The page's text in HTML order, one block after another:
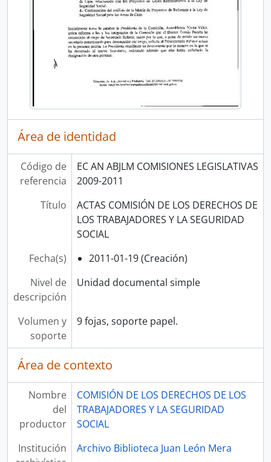
Área de identidad
Código de
referencia
EC AN ABJLM COMISIONES LEGISLATIVAS
2009-2011
Título
ACTAS COMISIÓN DE LOS DERECHOS DE
LOS TRABAJADORES Y LA SEGURIDAD
SOCIAL
Fecha(s)
2011-01-19 (Creación)
Nivel de
descripción
Unidad documental simple
Volumen y
soporte
9 fojas, soporte papel.
Área de contexto
Nombre
del
productor
COMISIÓN DE LOS DERECHOS DE LOS
TRABAJADORES Y LA SEGURIDAD
SOCIAL
Institución
Archivo Biblioteca Juan León Mera